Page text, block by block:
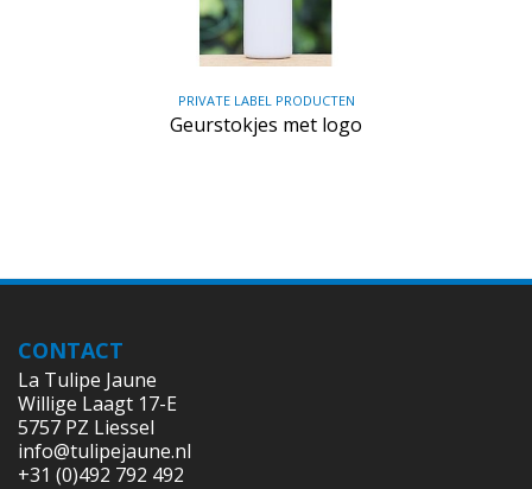
PRIVATE LABEL PRODUCTEN
Geurstokjes met logo
CONTACT
La Tulipe Jaune
Willige Laagt 17-E
5757 PZ Liessel
info@tulipejaune.nl
+31 (0)492 792 492